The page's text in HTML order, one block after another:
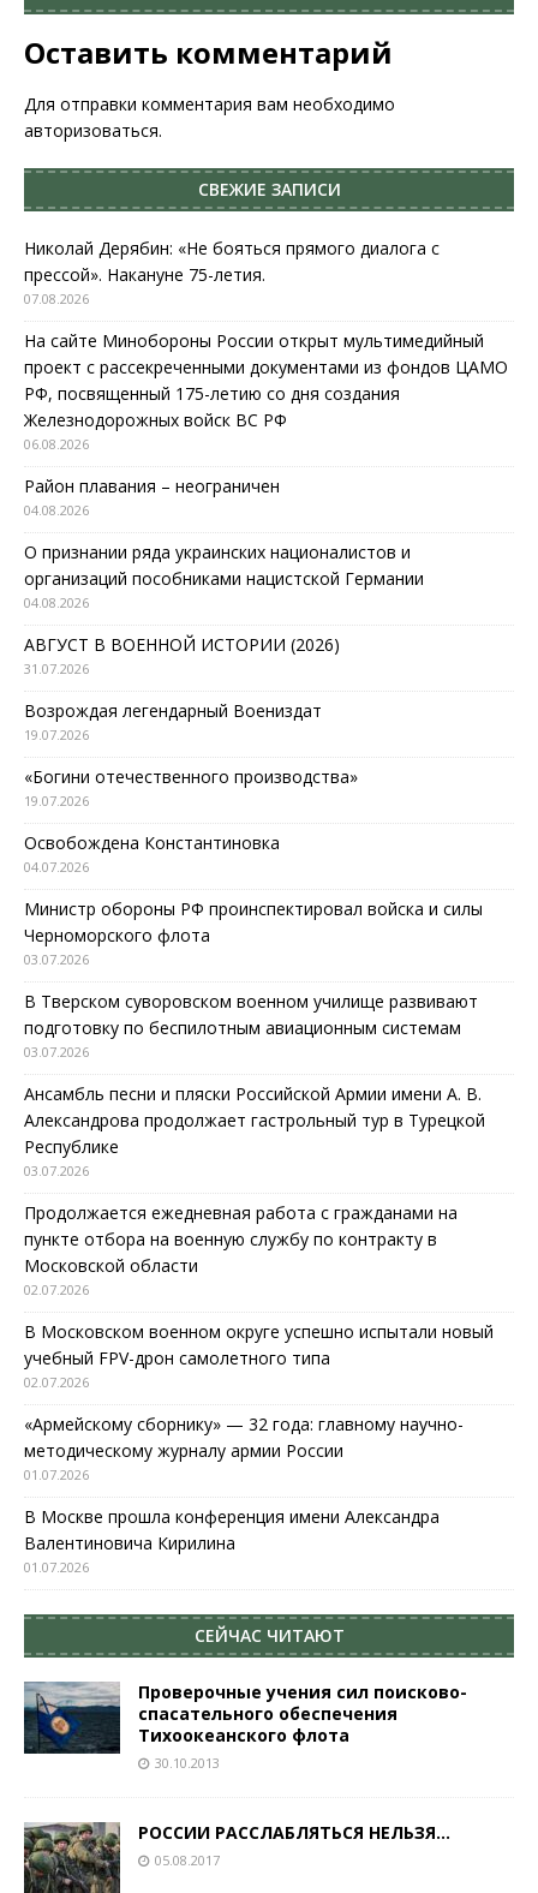
Оставить комментарий
Для отправки комментария вам необходимо
авторизоваться.
СВЕЖИЕ ЗАПИСИ
Николай Дерябин: «Не бояться прямого диалога с
прессой». Накануне 75-летия.
07.08.2026
На сайте Минобороны России открыт мультимедийный
проект с рассекреченными документами из фондов ЦАМО
РФ, посвященный 175-летию со дня создания
Железнодорожных войск ВС РФ
06.08.2026
Район плавания – неограничен
04.08.2026
О признании ряда украинских националистов и
организаций пособниками нацистской Германии
04.08.2026
АВГУСТ В ВОЕННОЙ ИСТОРИИ (2026)
31.07.2026
Возрождая легендарный Воениздат
19.07.2026
«Богини отечественного производства»
19.07.2026
Освобождена Константиновка
04.07.2026
Министр обороны РФ проинспектировал войска и силы
Черноморского флота
03.07.2026
В Тверском суворовском военном училище развивают
подготовку по беспилотным авиационным системам
03.07.2026
Ансамбль песни и пляски Российской Армии имени А. В.
Александрова продолжает гастрольный тур в Турецкой
Республике
03.07.2026
Продолжается ежедневная работа с гражданами на
пункте отбора на военную службу по контракту в
Московской области
02.07.2026
В Московском военном округе успешно испытали новый
учебный FPV-дрон самолетного типа
02.07.2026
«Армейскому сборнику» — 32 года: главному научно-
методическому журналу армии России
01.07.2026
В Москве прошла конференция имени Александра
Валентиновича Кирилина
01.07.2026
СЕЙЧАС ЧИТАЮТ
Проверочные учения сил поисково-
спасательного обеспечения
Тихоокеанского флота
30.10.2013
РОССИИ РАССЛАБЛЯТЬСЯ НЕЛЬЗЯ…
05.08.2017